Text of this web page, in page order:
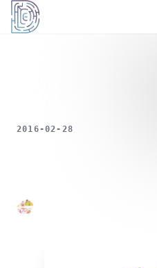
Démoszthenész Egyesület
egyes
2016-02-28